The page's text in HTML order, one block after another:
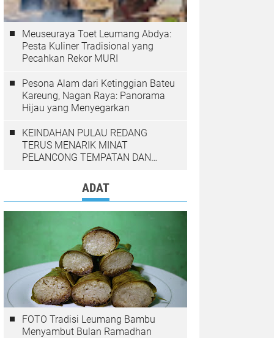
Meuseuraya Toet Leumang Abdya:
Pesta Kuliner Tradisional yang
Pecahkan Rekor MURI
Pesona Alam dari Ketinggian Bateu
Kareung, Nagan Raya: Panorama
Hijau yang Menyegarkan
KEINDAHAN PULAU REDANG
TERUS MENARIK MINAT
PELANCONG TEMPATAN DAN
ADAT
FOTO Tradisi Leumang Bambu
Menyambut Bulan Ramadhan